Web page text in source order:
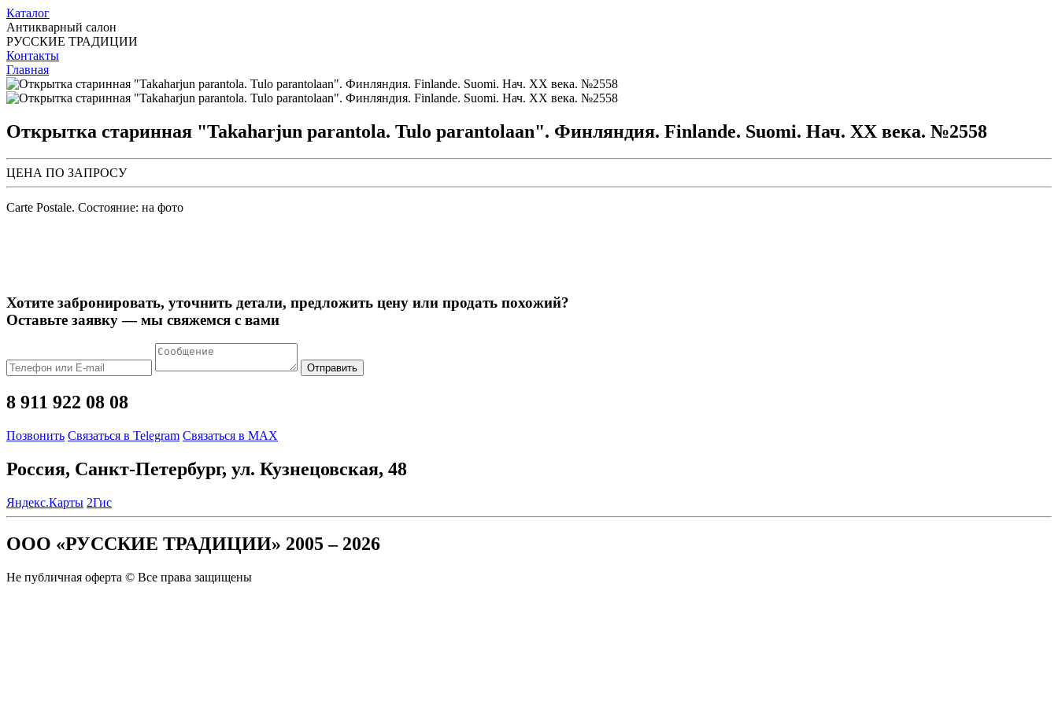
Каталог
Антикварный салон
РУССКИЕ ТРАДИЦИИ
Контакты
Главная
Открытка старинная "Takaharjun parantola. Tulo parantolaan". Финляндия. Finlande. Suomi. Нач. ХХ века. №2558
ЦЕНА ПО ЗАПРОСУ
Carte Postale. Состояние: на фото
Хотите забронировать, уточнить детали, предложить цену или продать похожий?
Оставьте заявку — мы свяжемся с вами
Отправить
8 911 922 08 08
Позвонить Связаться в Telegram Связаться в MAX
Россия, Санкт-Петербург, ул. Кузнецовская, 48
Яндекс.Карты 2Гис
ООО «РУССКИЕ ТРАДИЦИИ» 2005 – 2026
Не публичная оферта © Все права защищены